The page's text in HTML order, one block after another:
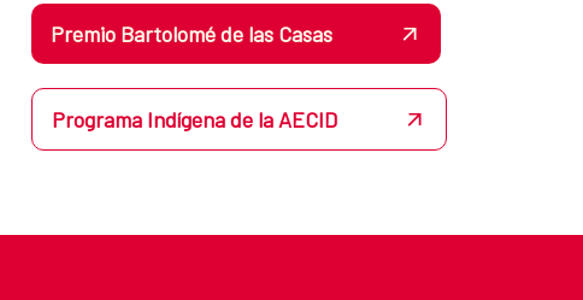
Premio Bartolomé de las Casas
Programa Indígena de la AECID